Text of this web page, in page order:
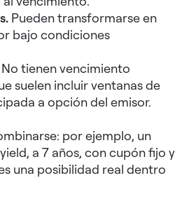
Pueden transformarse en
bajo condiciones
No tienen vencimiento
suelen incluir ventanas de
a opción del emisor.
por ejemplo, un
a 7 años, con cupón fijo y
una posibilidad real dentro